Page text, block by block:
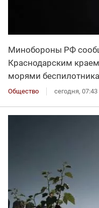
Минобороны РФ
Краснодарским
морями
Общество сегодня, 07:43